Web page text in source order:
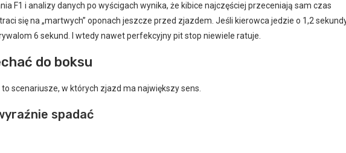
F1 i analizy danych po wyścigach wynika, że kibice najczęściej przeceniają sam czas
się na „martwych” oponach jeszcze przed zjazdem. Jeśli kierowca jedzie o 1,2
6 sekund. I wtedy nawet perfekcyjny pit stop niewiele ratuje.
do boksu
scenariusze, w których zjazd ma największy sens.
spadać